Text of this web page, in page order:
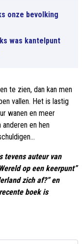
onze bevolking
was kantelpunt
te zien, dan kan men
vallen. Het is lastig
wanen en meer
en hen
tevens auteur van
op een keerpunt”
zich af?” en
boek is